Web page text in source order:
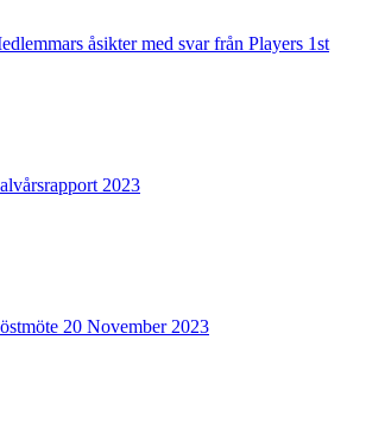
åsikter med svar från Players 1st
2023
20 November 2023